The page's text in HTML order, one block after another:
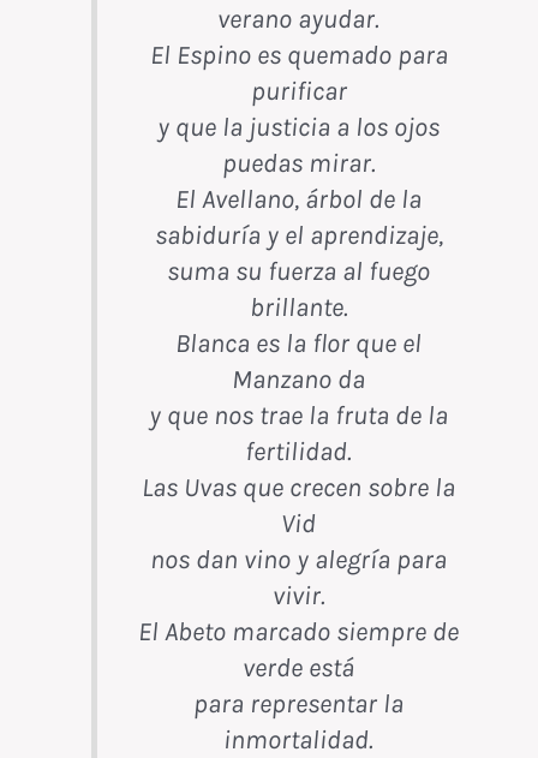
verano ayudar.
El Espino es quemado para
purificar
y que la justicia a los ojos
puedas mirar.
El Avellano, árbol de la
sabiduría y el aprendizaje,
suma su fuerza al fuego
brillante.
Blanca es la flor que el
Manzano da
y que nos trae la fruta de la
fertilidad.
Las Uvas que crecen sobre la
Vid
nos dan vino y alegría para
vivir.
El Abeto marcado siempre de
verde está
para representar la
inmortalidad.